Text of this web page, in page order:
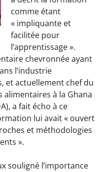
comme étant
« impliquante et
facilitée pour
l’apprentissage ».
chevronnée ayant
l’industrie
et actuellement chef du
à la Ghana
a fait écho à ce
lui avait « ouvert
et méthodologies
».
souligné l’importance